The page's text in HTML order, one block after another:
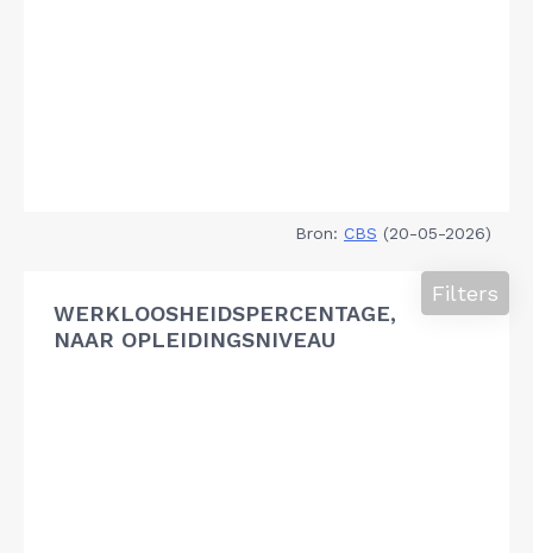
Bron: CBS (20-05-2026)
WERKLOOSHEIDSPERCENTAGE,
NAAR OPLEIDINGSNIVEAU
Filters